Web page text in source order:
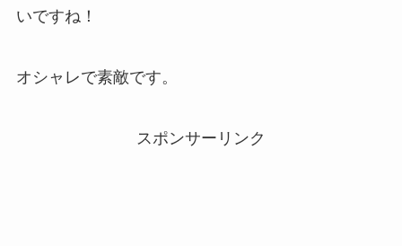
いですね！
オシャレで素敵です。
スポンサーリンク